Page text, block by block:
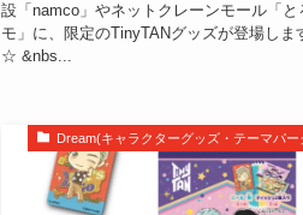
設「namco」やネットクレーンモール「と
モ」に、限定のTinyTANグッズが登場しま
☆ &nbs...
Dream(キャラクターグッズ・テーマパー